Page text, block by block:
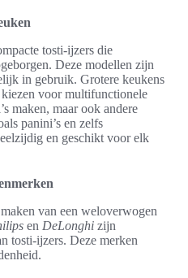
tosti-ijzers die
Deze modellen zijn
in gebruik. Grotere keukens
voor multifunctionele
maken, maar ook andere
panini’s en zelfs
en geschikt voor elk
van een weloverwogen
en DeLonghi zijn
tosti-ijzers. Deze merken